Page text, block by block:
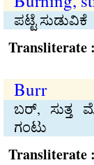
ಪಟ್ಟೆ ಸುಡುವಿಕೆ
:
Burr
ಬರ್, ಸುತ್ತ
ಗಂಟು
: